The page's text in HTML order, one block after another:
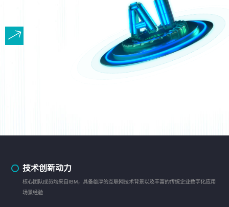
技术创新动力
核心团队成员均来自IBM，具备雄厚的互联网技术背景以及丰富的传统企业数字化应用
场景经验